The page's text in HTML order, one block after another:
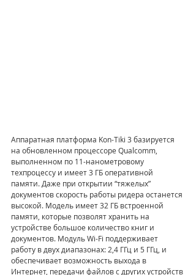
Аппаратная платформа Kon-Tiki 3 базируется
на обновленном процессоре Qualcomm,
выполненном по 11-нанометровому
техпроцессу и имеет 3 ГБ оперативной
памяти. Даже при открытии “тяжелых”
документов скорость работы ридера останется
высокой. Модель имеет 32 ГБ встроенной
памяти, которые позволят хранить на
устройстве большое количество книг и
документов. Модуль Wi-Fi поддерживает
работу в двух диапазонах: 2,4 ГГц и 5 ГГц, и
обеспечивает возможность выхода в
Интернет, передачи файлов с других устройств